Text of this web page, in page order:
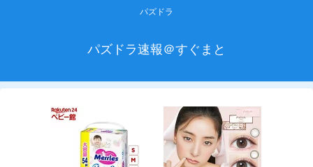
パズドラ
パズドラ速報＠すぐまと